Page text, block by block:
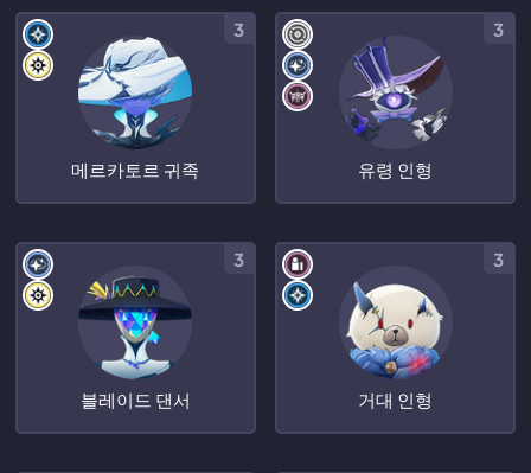
메르카토르 귀족
3
유령 인형
3
블레이드 댄서
3
거대 인형
3